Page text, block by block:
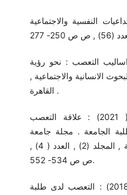
( 2004) : التداعيات النفسية والاجتماعية
( 2005) : في اساليب التعصب : نحو رؤية
الانسانية والاجتماعية ,
القاهرة .
جعفر , فاكهة جعفر محمد ( 2021) : علاقة التعصب
الجامعة . مجلة جامعة
عدن للعلوم الانسانية والاجتماعية , المجلد (2) , العدد ( 4) ,
ص ص 534- 552.
الجمعان , سناء عبد الزهرة ( 2018) : التعصب لدى طلبة